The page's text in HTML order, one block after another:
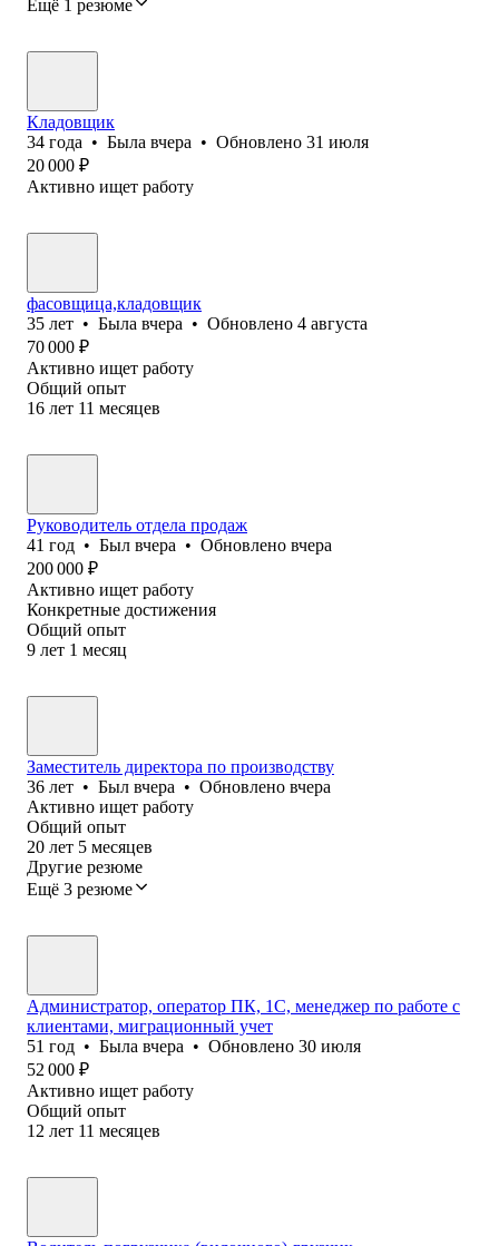
Ещё 1 резюме
Кладовщик
34 года • Была вчера • Обновлено 31 июля
20 000 ₽
Активно ищет работу
фасовщица,кладовщик
35 лет • Была вчера • Обновлено 4 августа
70 000 ₽
Активно ищет работу
Общий опыт
16 лет 11 месяцев
Руководитель отдела продаж
41 год • Был вчера • Обновлено вчера
200 000 ₽
Активно ищет работу
Конкретные достижения
Общий опыт
9 лет 1 месяц
Заместитель директора по производству
36 лет • Был вчера • Обновлено вчера
Активно ищет работу
Общий опыт
20 лет 5 месяцев
Другие резюме
Ещё 3 резюме
Администратор, оператор ПК, 1С, менеджер по работе с
клиентами, миграционный учет
51 год • Была вчера • Обновлено 30 июля
52 000 ₽
Активно ищет работу
Общий опыт
12 лет 11 месяцев